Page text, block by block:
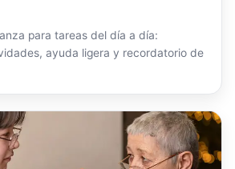
para tareas del día a día:
ayuda ligera y recordatorio de